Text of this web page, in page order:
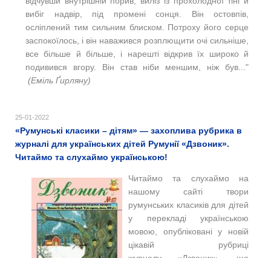
вибіг надвір, під промені сонця. Він остовпів,
осліплений тим сильним блиском. Потроху його серце
заспокоїлось, і він наважився розплющити очі сильніше,
все більше й більше, і нарешті відкрив їх широко й
подивився вгору. Він став ніби меншим, ніж був..."
(Еміль Ґирляну)
25-01-2022
«Румунські класики – дітям» — захоплива рубрика в
журналі для українських дітей Румунії «Дзвоник».
Читаймо та слухаймо українською!
Читаймо та слухаймо на
нашому сайті твори
румунських класиків для дітей
у перекладі українською
мовою, опубліковані у новій
цікавій рубриці